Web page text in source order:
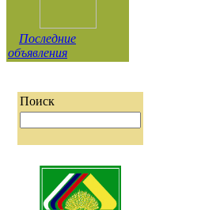
Последние
объявления
Поиск